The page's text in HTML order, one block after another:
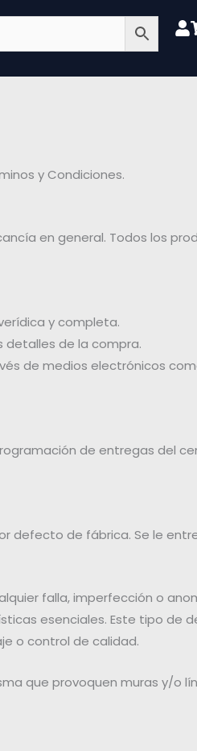
y Condiciones.
en general. Todos los
y completa.
detalles de la compra.
de medios electrónicos como
de entregas del
defecto de fábrica. Se le
falla, imperfección o
esenciales. Este tipo de
o control de calidad.
que provoquen muras y/o